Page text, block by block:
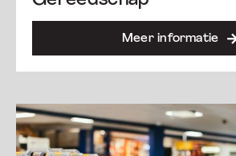
Meer informatie